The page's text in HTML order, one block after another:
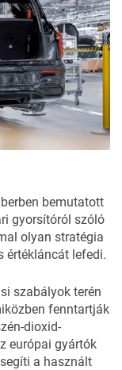
bemutatott
gyorsítóról szóló
olyan stratégia
értékláncát lefedi.
szabályok terén
fenntartják
dioxid-
európai gyártók
a használt